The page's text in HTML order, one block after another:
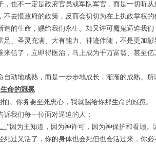
，也不一定是政府官员或军队军官，而是一切听
去恨政府的政策，反而会切切为在上执政掌权
造的生命，赐给我们永生。却又许可魔鬼逼迫我
足、圣灵充满、大有能力、神迹伴随，不是更加
来信了，立即得医治，马上成为千万富翁、甚至
自动地成熟，而是一步步地成长，渐渐的成熟。
命的冠冕
。你务要至死忠心，我就赐给你那生命的冠冕。
诉我们每一位面对逼迫的人：
。 ”因为主知道，因为神许可，因为神保护和看顾
过又活了，你的身体也会死但也会活过来，你